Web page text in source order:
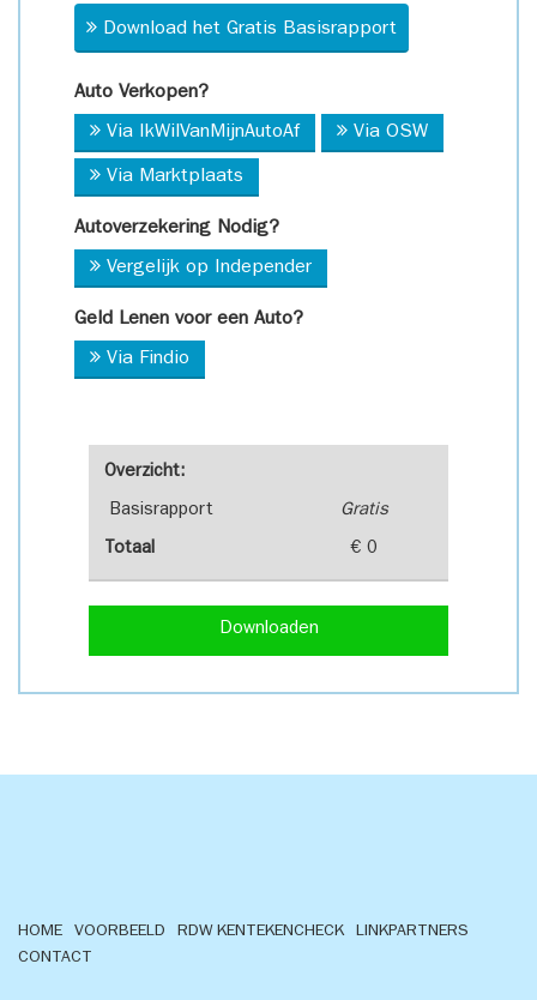
Overzicht:
Basisrapport Gratis
Totaal € 0
Downloaden
Download het Gratis Basisrapport
Auto Verkopen?
Via IkWilVanMijnAutoAf Via OSW
Via Marktplaats
Autoverzekering Nodig?
Vergelijk op Independer
Geld Lenen voor een Auto?
Via Findio
HOME VOORBEELD RDW KENTEKENCHECK
LINKPARTNERS
CONTACT